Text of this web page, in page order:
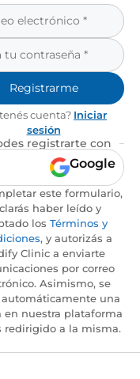
Registrarme
tenés cuenta? Iniciar
sesión
registrarte con
Google
este formulario,
haber leído y
los Términos y
, y autorizás a
Clinic a enviarte
por correo
Asimismo, se
automáticamente una
en nuestra plataforma
redirigido a la misma.